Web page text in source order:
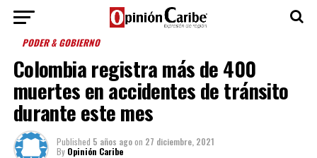
PODER & GOBIERNO
Colombia registra más de 400
muertes en accidentes de tránsito
durante este mes
Published 5 años agoon 27 diciembre, 2021
By Opinión Caribe